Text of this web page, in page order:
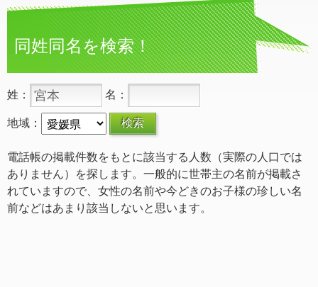
同姓同名を検索！
姓： 名：
地域：
電話帳の掲載件数をもとに該当する人数（実際の人口では
ありません）を探します。一般的に世帯主の名前が掲載さ
れていますので、女性の名前や今どきのお子様の珍しい名
前などはあまり該当しないと思います。